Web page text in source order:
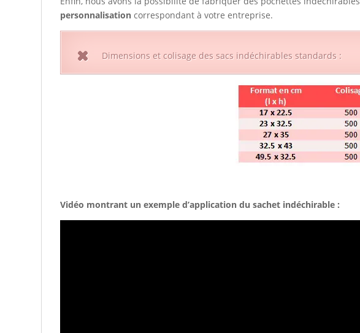
personnalisation correspondant à votre entreprise.
Dimensions et colisage des sacs indéchirables standards :
Vidéo montrant un exemple d’application du sachet indéchirable :